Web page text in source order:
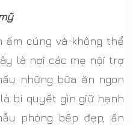
ấm cúng và không thể
là nơi các mẹ nội trợ
những bữa ăn ngon
bí quyết gìn giữ hạnh
phòng bếp đẹp, ấn